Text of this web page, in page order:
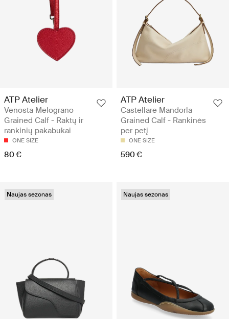
ATP Atelier
Venosta Melograno
Grained Calf - Raktų ir
rankinių pakabukai
ONE SIZE
80 €
ATP Atelier
Castellare Mandorla
Grained Calf - Rankinės
per petį
ONE SIZE
590 €
Naujas sezonas Naujas sezonas